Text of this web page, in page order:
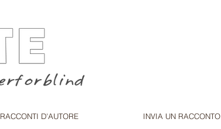
RACCONTI D'AUTORE INVIA UN RACCONTO